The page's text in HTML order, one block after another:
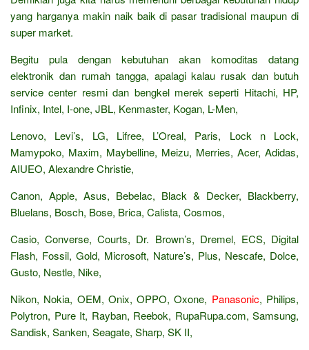
yang harganya makin naik baik di pasar tradisional maupun di
super market.
Begitu pula dengan kebutuhan akan komoditas datang
elektronik dan rumah tangga, apalagi kalau rusak dan butuh
service center resmi dan bengkel merek seperti Hitachi, HP,
Infinix, Intel, I-one, JBL, Kenmaster, Kogan, L-Men,
Lenovo, Levi’s, LG, Lifree, L’Oreal, Paris, Lock n Lock,
Mamypoko, Maxim, Maybelline, Meizu, Merries, Acer, Adidas,
AIUEO, Alexandre Christie,
Canon, Apple, Asus, Bebelac, Black & Decker, Blackberry,
Bluelans, Bosch, Bose, Brica, Calista, Cosmos,
Casio, Converse, Courts, Dr. Brown’s, Dremel, ECS, Digital
Flash, Fossil, Gold, Microsoft, Nature’s, Plus, Nescafe, Dolce,
Gusto, Nestle, Nike,
Nikon, Nokia, OEM, Onix, OPPO, Oxone, Panasonic, Philips,
Polytron, Pure It, Rayban, Reebok, RupaRupa.com, Samsung,
Sandisk, Sanken, Seagate, Sharp, SK II,